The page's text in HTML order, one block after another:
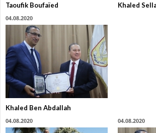
Taoufik Boufaïed Khaled
04.08.2020
Khaled Ben Abdallah
04.08.2020 04.08.2020